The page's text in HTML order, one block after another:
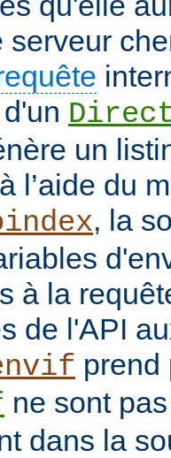
serveur
un
l’aide du
, la
à la
de l'API
prend
ne sont
dans la